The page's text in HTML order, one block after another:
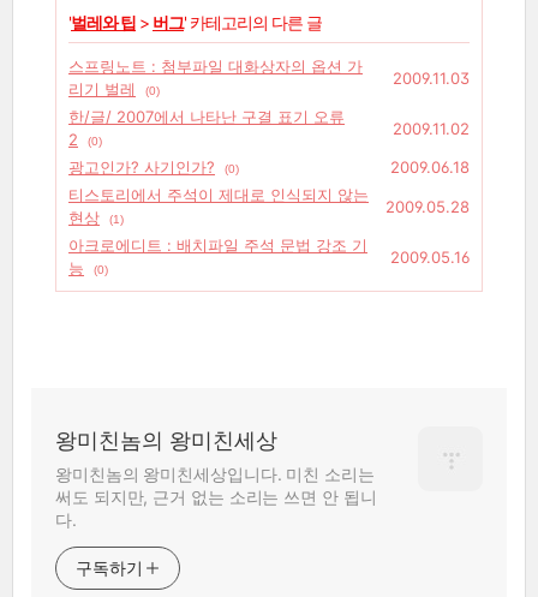
'벌레와 팁 > 버그' 카테고리의 다른 글
스프링노트 : 첨부파일 대화상자의 옵션 가
리기 벌레
(0)
2009.11.03
한/글/ 2007에서 나타난 구결 표기 오류
2
(0)
2009.11.02
광고인가? 사기인가?
(0)
2009.06.18
티스토리에서 주석이 제대로 인식되지 않는
현상
(1)
2009.05.28
아크로에디트 : 배치파일 주석 문법 강조 기
능
(0)
2009.05.16
왕미친놈의 왕미친세상
왕미친놈의 왕미친세상입니다. 미친 소리는
써도 되지만, 근거 없는 소리는 쓰면 안 됩니
다.
구독하기